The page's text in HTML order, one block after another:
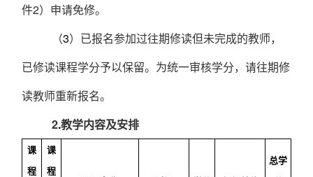
件2）申请免修。
（3）已报名参加过往期修读但未完成的教师，
已修读课程学分予以保留。为统一审核学分，请往期修
读教师重新报名。
2.教学内容及安排
课
程
课
程
总学